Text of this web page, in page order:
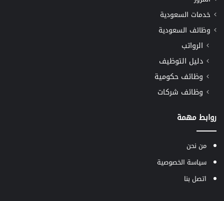
خدمات السعودية
وظائف السعودية
الرواتب
دليل التوظيف
وظائف حكومية
وظائف شركات
روابط مهمة
من نحن
سياسة الخصوصية
اتصل بنا